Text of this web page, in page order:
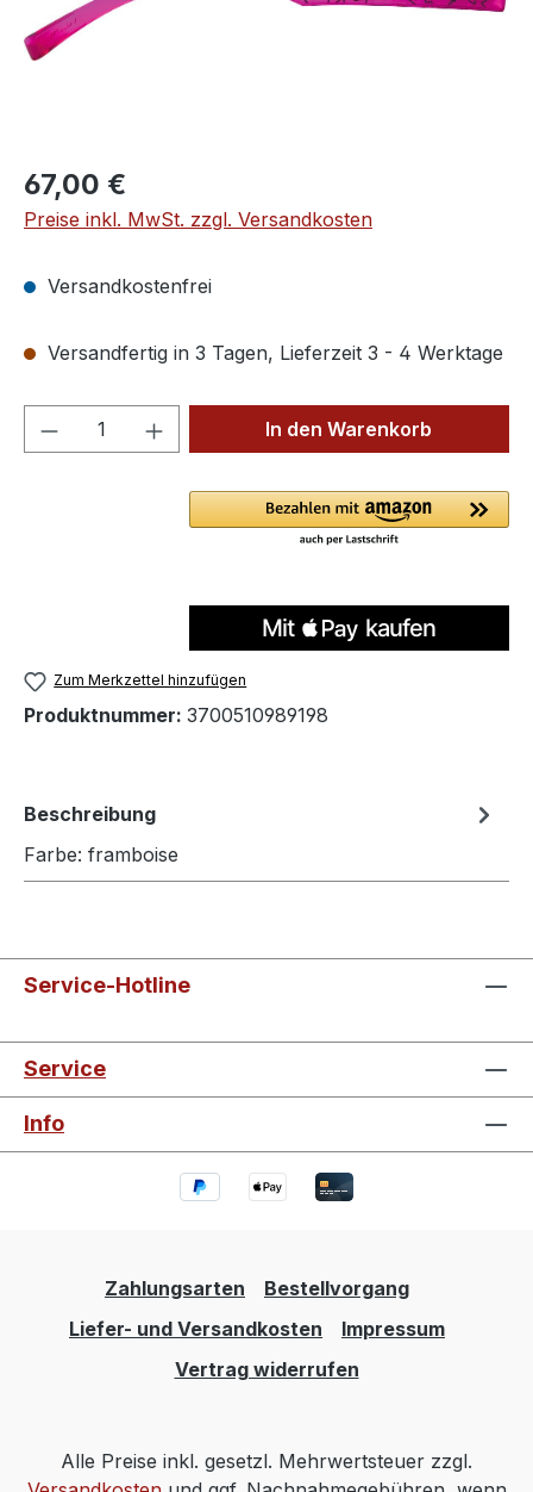
Regulärer Preis:
67,00 €
Preise inkl. MwSt. zzgl. Versandkosten
Versandkostenfrei
Versandfertig in 3 Tagen, Lieferzeit 3 - 4 Werktage
Produkt Anzahl: Gib denIn den Warenkorb
Zum Merkzettel hinzufügen
Produktnummer: 3700510989198
Beschreibung
Farbe: framboise
Service-Hotline
Service
Info
Zahlungsarten
Bestellvorgang
Liefer- und Versandkosten
Impressum
Vertrag widerrufen
Alle Preise inkl. gesetzl. Mehrwertsteuer zzgl.